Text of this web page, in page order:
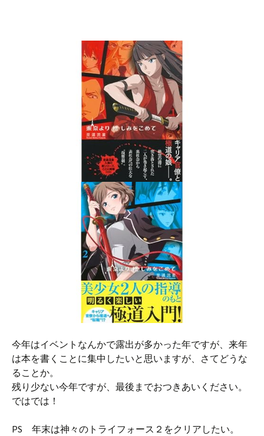
今年はイベントなんかで露出が多かった年ですが、来年
は本を書くことに集中したいと思いますが、さてどうな
ることか。
残り少ない今年ですが、最後までおつきあいください。
ではでは！
PS 年末は神々のトライフォース２をクリアしたい。